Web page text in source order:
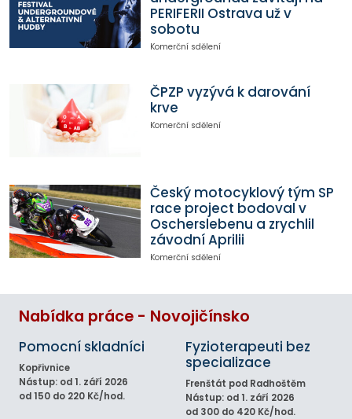
PERIFERII Ostrava už v
sobotu
Komerční sdělení
ČPZP vyzývá k darování
krve
Komerční sdělení
Český motocyklový tým SP
race project bodoval v
Oscherslebenu a zrychlil
závodní Aprilii
Komerční sdělení
Nabídka práce - Novojičínsko
Pomocní skladníci
Kopřivnice
Nástup: od 1. září 2026
od 150 do 220 Kč/hod.
Fyzioterapeuti bez
specializace
Frenštát pod Radhoštěm
Nástup: od 1. září 2026
od 300 do 420 Kč/hod.